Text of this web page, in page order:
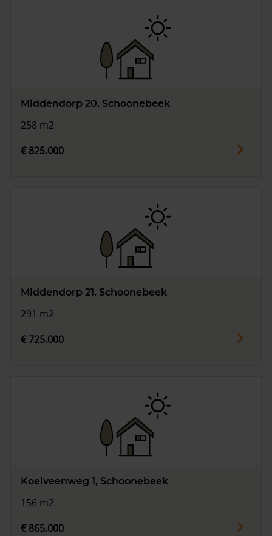
Middendorp 20, Schoonebeek
258 m2
€ 825.000
Middendorp 21, Schoonebeek
291 m2
€ 725.000
Koelveenweg 1, Schoonebeek
156 m2
€ 865.000